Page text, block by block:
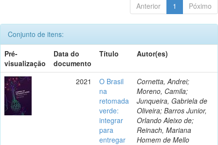
Anterior 1 Póximo
Conjunto de itens:
Pré-
visualização
Data do
documento
Título Autor(es)
2021
O Brasil
na
retomada
verde:
integrar
para
entregar
Cornetta, Andrei;
Moreno, Camila;
Junqueira, Gabriela de
Oliveira; Barros Junior,
Orlando Aleixo de;
Reinach, Mariana
Homem de Mello